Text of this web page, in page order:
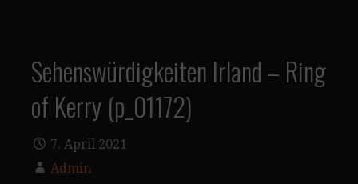
Sehenswürdigkeiten Irland – Ring
of Kerry (p_01172)
7. April 2021
Admin